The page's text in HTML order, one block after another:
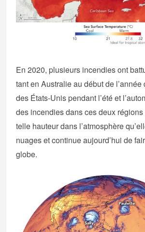
En 2020, plusieurs incendies ont
tant en Australie au début de l’année
des États-Unis pendant l’été et
des incendies dans ces deux
telle hauteur dans l’atmosphère
nuages et continue aujourd’hui de
globe.